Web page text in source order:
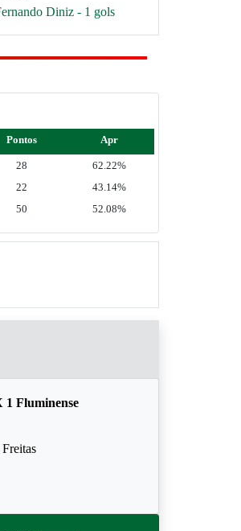
Diniz - 1 gols
Pontos Apr
28
62.22%
22
43.14%
50 52.08%
1 Fluminense